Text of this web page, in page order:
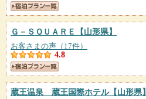
Ｇ－ＳＱＵＡＲＥ 【山形県】
お客さまの声（17件）
4.8
蔵王温泉 蔵王国際ホテル【山形県】